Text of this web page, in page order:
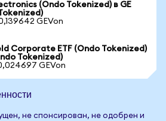
(Ondo Tokenized) в GE
GEVon
Corporate ETF (Ondo Tokenized)
Tokenized)
GEVon
не спонсирован, не одобрен и